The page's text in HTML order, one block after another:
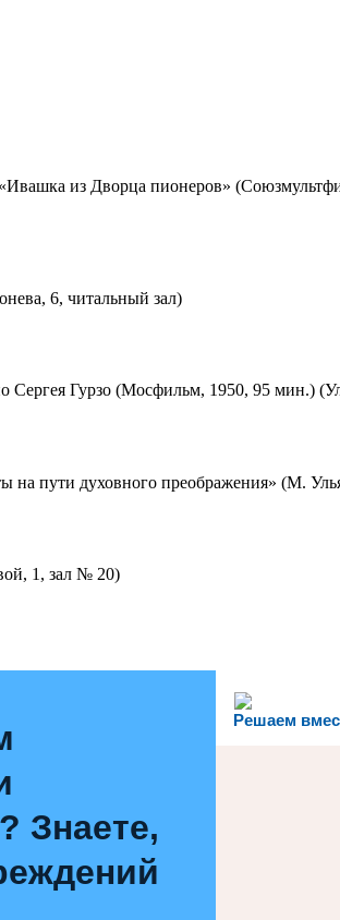
из Дворца пионеров»
6, читальный зал)
Сергея Гурзо (Мосфильм, 1950, 95 мин.)
на пути духовного преображения» (М.
1, зал № 20)
Решаем
Знаете,